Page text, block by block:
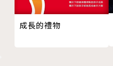
都不重要，
行銷的重點不是比別人好，
自嘲，讓拉格斐可以傲慢的
同時替多家品牌效力──名
堅守紀律，才能在享樂主義
成長的禮物